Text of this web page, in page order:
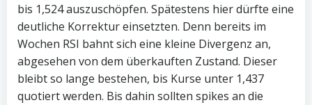
bis 1,524 auszuschöpfen. Spätestens hier dürfte eine
deutliche Korrektur einsetzten. Denn bereits im
Wochen RSI bahnt sich eine kleine Divergenz an,
abgesehen von dem überkauften Zustand. Dieser
bleibt so lange bestehen, bis Kurse unter 1,437
quotiert werden. Bis dahin sollten spikes an die